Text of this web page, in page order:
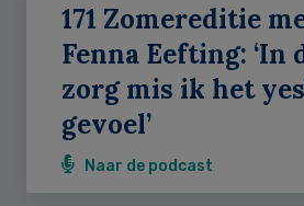
171 Zomereditie
Fenna Eefting: ‘In
zorg mis ik het
gevoel’
Naar de podcast